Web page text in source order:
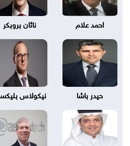
احمد علام ناثان بروبكر
حيدر باشا نيكولاس